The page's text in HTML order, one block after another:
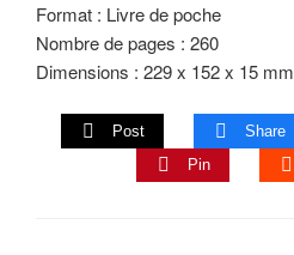
Format : Livre de poche
Nombre de pages : 260
Dimensions : 229 x 152 x 15 mm
Post Share
Pin